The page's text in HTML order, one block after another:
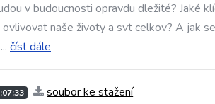
v budoucnosti opravdu dležité? Jaké
naše životy a svt celkov? A jak
... číst dále
soubor ke stažení